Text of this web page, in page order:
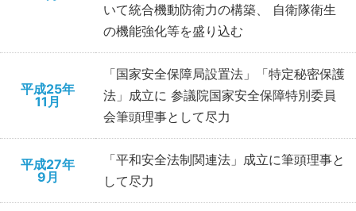
いて統合機動防衛力の構築、 自衛隊衛生
の機能強化等を盛り込む
平成25年
11月
「国家安全保障局設置法」「特定秘密保護
法」成立に 参議院国家安全保障特別委員
会筆頭理事として尽力
平成27年
9月
「平和安全法制関連法」成立に筆頭理事と
して尽力